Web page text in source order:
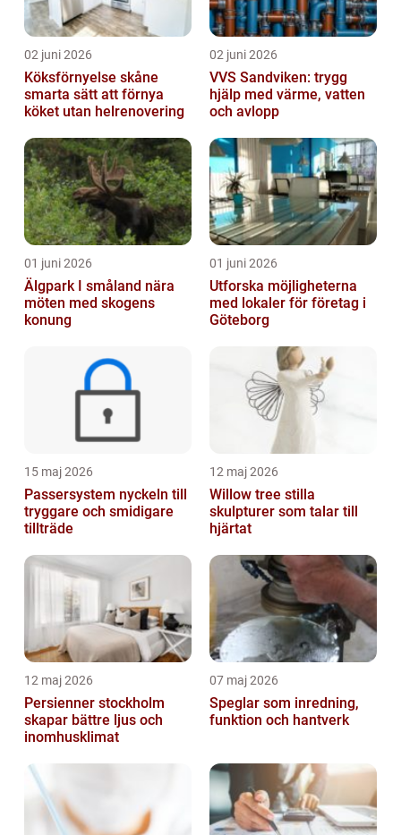
02 juni 2026
Köksförnyelse skåne
smarta sätt att förnya
köket utan helrenovering
02 juni 2026
VVS Sandviken: trygg
hjälp med värme, vatten
och avlopp
01 juni 2026
Älgpark I småland nära
möten med skogens
konung
01 juni 2026
Utforska möjligheterna
med lokaler för företag i
Göteborg
15 maj 2026
Passersystem nyckeln till
tryggare och smidigare
tillträde
12 maj 2026
Willow tree stilla
skulpturer som talar till
hjärtat
12 maj 2026
Persienner stockholm
skapar bättre ljus och
inomhusklimat
07 maj 2026
Speglar som inredning,
funktion och hantverk